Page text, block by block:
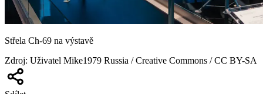
Střela Ch-69 na výstavě
Zdroj: Uživatel Mike1979 Russia / Creative Commons / CC BY-SA